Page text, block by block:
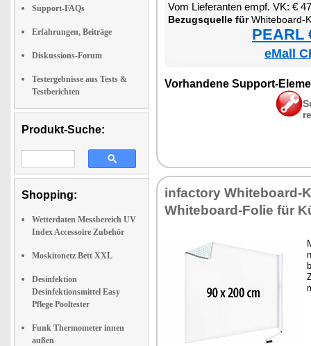
Support-FAQs
Erfahrungen, Beiträge
Diskussions-Forum
Testergebnisse aus Tests &
Testberichten
Produkt-Suche:
Shopping:
Wetterdaten Messbereich UV
Index Accessoire Zubehör
Moskitonetz Bett XXL
Desinfektion
Desinfektionsmittel Easy
Pflege Pooltester
Funk Thermometer innen
außen
Vom Lie­fe­ran­ten empf. VK: €
Be­zugs­quel­le fürWhi­te­board-
PEARL
eMall
Vor­han­de­ne Sup­port-
in­fac­to­ry Whi­te­board-
Whi­te­board-Fo­lie für